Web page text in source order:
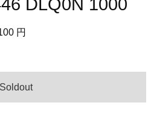
DLQ0N 1000
円
Soldout